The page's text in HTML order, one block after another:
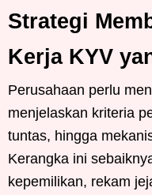
Strategi
Kerja KYV
Perusahaan perlu
menjelaskan kriteria
tuntas, hingga
Kerangka ini
kepemilikan, rekam